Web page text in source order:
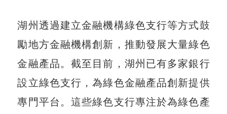
湖州透過建立金融機構綠色支行等方式鼓
勵地方金融機構創新，推動發展大量綠色
金融產品。截至目前，湖州已有多家銀行
設立綠色支行，為綠色金融產品創新提供
專門平台。這些綠色支行專注於為綠色產